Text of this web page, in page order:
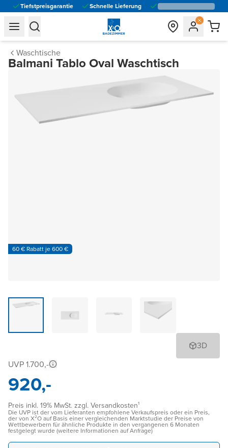
Tiefstpreisgarantie Schnelle Lieferung
general.navigation.toggle_menu.label
general.navigation.toggle_menu.label
Waschtische
Balmani Tablo Oval Waschtisch
60 € Rabatt je 600 €
3D
UVP 1.700,-
920,-
Preis inkl. 19% MwSt. zzgl. Versandkosten¹
Die UVP ist der vom Lieferanten empfohlene Verkaufspreis oder ein Preis,
der von X²O auf Basis einer vergleichenden Marktstudie der Preise von
Wettbewerbern für ähnliche Produkte in den vergangenen 6 Monaten
festgelegt wurde (weitere Informationen auf Anfrage)